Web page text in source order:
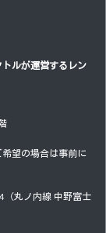
トルが運営するレン
望の場合は事前に
丸ノ内線 中野富士